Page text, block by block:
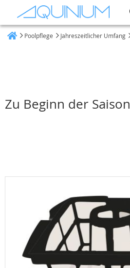
Poolpflege Jahreszeitlicher Umfang
Zu Beginn der Saison